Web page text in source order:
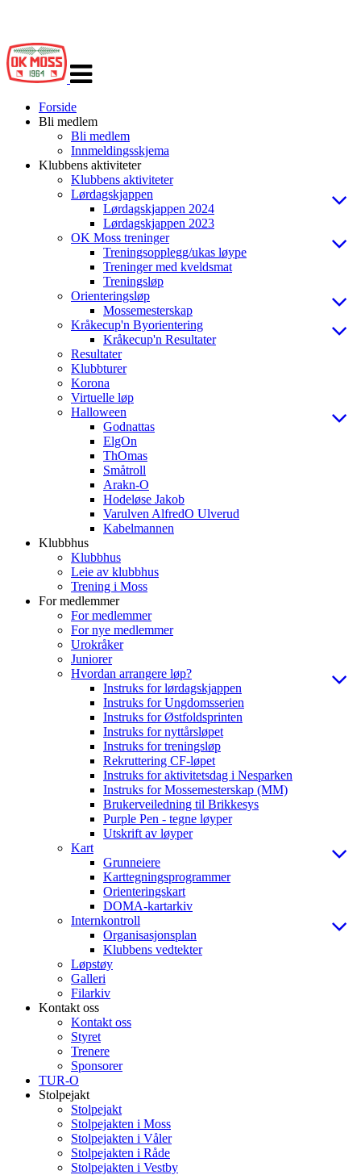
navigasjon
Forside
Bli medlem
Bli medlem
Innmeldingsskjema
Klubbens aktiviteter
Klubbens aktiviteter
Lørdagskjappen
Lørdagskjappen 2024
Lørdagskjappen 2023
OK Moss treninger
Treningsopplegg/ukas løype
Treninger med kveldsmat
Treningsløp
Orienteringsløp
Mossemesterskap
Kråkecup'n Byorientering
Kråkecup'n Resultater
Resultater
Klubbturer
Korona
Virtuelle løp
Halloween
Godnattas
ElgOn
ThOmas
Småtroll
Arakn-O
Hodeløse Jakob
Varulven AlfredO Ulverud
Kabelmannen
Klubbhus
Klubbhus
Leie av klubbhus
Trening i Moss
For medlemmer
For medlemmer
For nye medlemmer
Urokråker
Juniorer
Hvordan arrangere løp?
Instruks for lørdagskjappen
Instruks for Ungdomsserien
Instruks for Østfoldsprinten
Instruks for nyttårsløpet
Instruks for treningsløp
Rekruttering CF-løpet
Instruks for aktivitetsdag i Nesparken
Instruks for Mossemesterskap (MM)
Brukerveiledning til Brikkesys
Purple Pen - tegne løyper
Utskrift av løyper
Kart
Grunneiere
Karttegningsprogrammer
Orienteringskart
DOMA-kartarkiv
Internkontroll
Organisasjonsplan
Klubbens vedtekter
Løpstøy
Galleri
Filarkiv
Kontakt oss
Kontakt oss
Styret
Trenere
Sponsorer
TUR-O
Stolpejakt
Stolpejakt
Stolpejakten i Moss
Stolpejakten i Våler
Stolpejakten i Råde
Stolpejakten i Vestby